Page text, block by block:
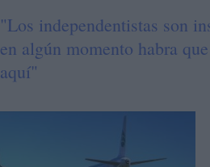
"Los independentistas son
en algún momento habra
aquí"